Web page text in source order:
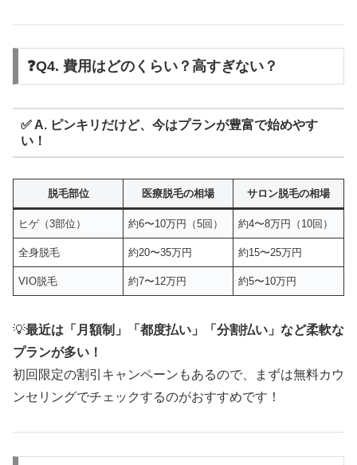
❓Q4. 費用はどのくらい？高すぎない？
✅ A. ピンキリだけど、今はプランが豊富で始めやす
い！
脱毛部位 医療脱毛の相場 サロン脱毛の相場
ヒゲ（3部位） 約6〜10万円（5回） 約4〜8万円（10回）
全身脱毛 約20〜35万円 約15〜25万円
VIO脱毛 約7〜12万円 約5〜10万円
💡最近は「月額制」「都度払い」「分割払い」など柔軟な
プランが多い！
初回限定の割引キャンペーンもあるので、まずは無料カウ
ンセリングでチェックするのがおすすめです！